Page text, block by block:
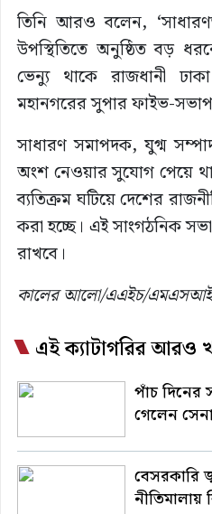
তিনি আরও বলেন,
উপস্থিতিতে অনুষ্ঠিত বড়
ভেন্যু থাকে রাজধানী
মহানগরের সুপার ফাইভ-
সাধারণ সমাপদক, যুগ্ম
অংশ নেওয়ার সুযোগ পেয়ে
ব্যতিক্রম ঘটিয়ে দেশের
করা হচ্ছে। এই সাংগঠনিক
রাখবে।
কালের আলো/এএইচ/
এই ক্যাটাগরির আরও
পাঁচ
গেলেন
বেসরকারি
নীতিমালায়